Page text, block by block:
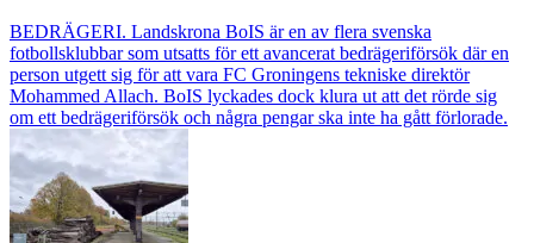
BEDRÄGERI. Landskrona BoIS är en av flera svenska
fotbollsklubbar som utsatts för ett avancerat bedrägeriförsök där en
person utgett sig för att vara FC Groningens tekniske direktör
Mohammed Allach. BoIS lyckades dock klura ut att det rörde sig
om ett bedrägeriförsök och några pengar ska inte ha gått förlorade.